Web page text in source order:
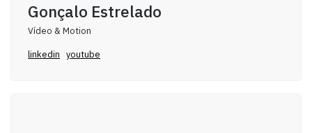
Gonçalo Estrelado
Vídeo & Motion
linkedin youtube